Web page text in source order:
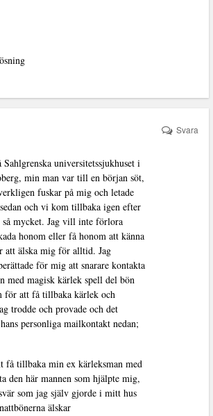
universitetssjukhuset i
min man var till en början söt,
fuskar på mig och letade
och vi kom tillbaka igen efter
så mycket. Jag vill inte förlora
honom eller få honom att känna
att älska mig för alltid. Jag
för mig att snarare kontakta
med magisk kärlek spell del bön
för att få tillbaka kärlek och
trodde och provade och det
personliga mailkontakt nedan;
få tillbaka min ex kärleksman med
den här mannen som hjälpte mig,
som jag själv gjorde i mitt hus
älskar
Svara